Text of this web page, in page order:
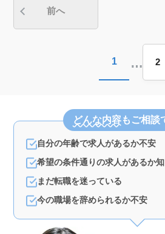
す。 ＜経験豊富な中高年を歓迎
ています。平均年齢45.9歳と、中高
している環境です。安定した職場で
前へ
1 … 2
どんな内容もご相談
自分の年齢で求人があるか不安
希望の条件通りの求人があるか
まだ転職を迷っている
今の職場を辞められるか不安